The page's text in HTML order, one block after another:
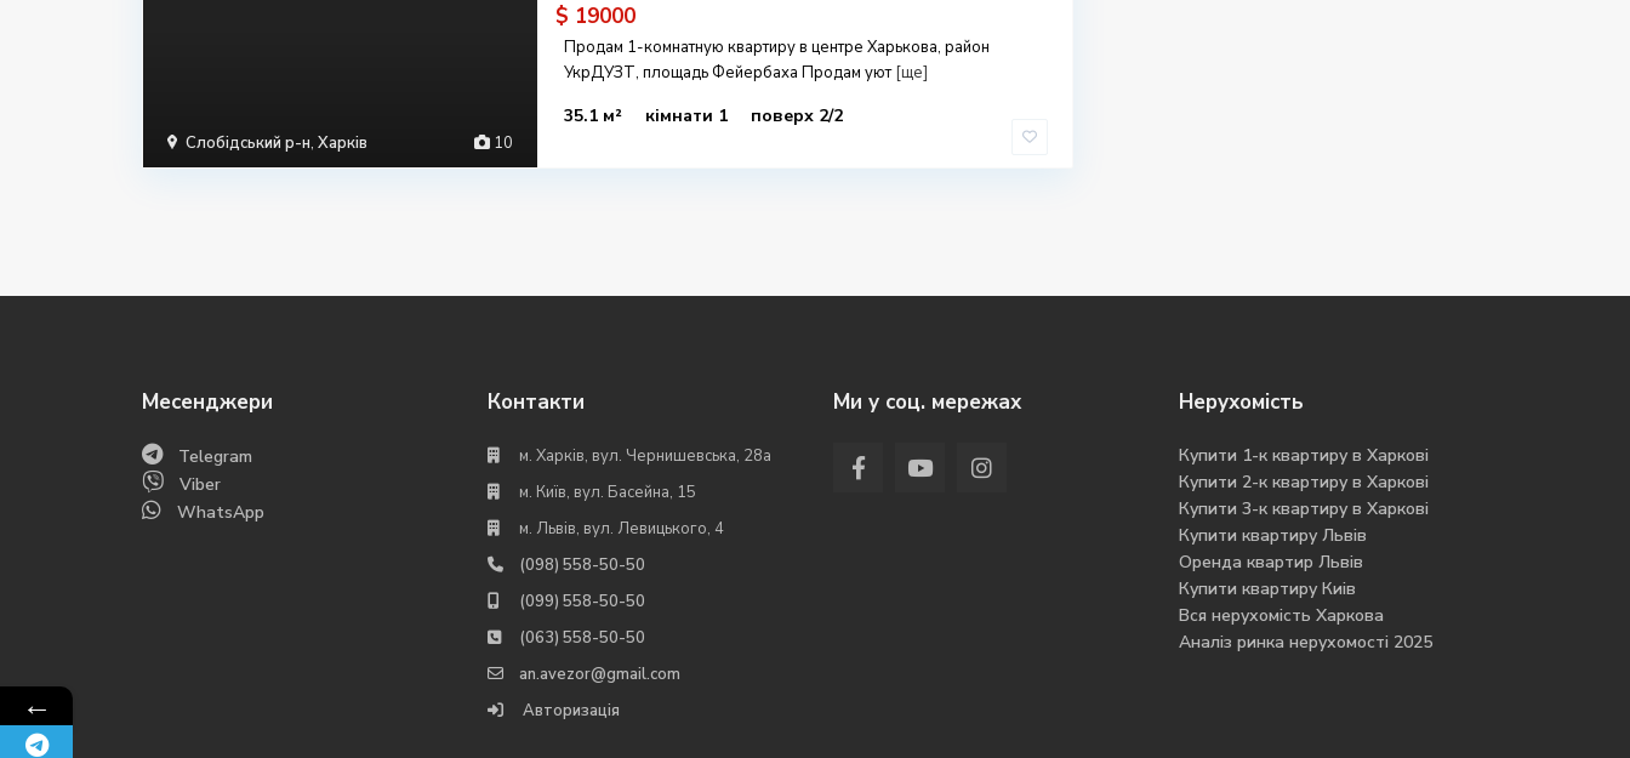
10
Слобідський р-н, Харків
$ 19000
Продам 1-комнатную квартиру в центре Харькова, район
УкрДУЗТ, площадь Фейербаха Продам уют[ще]
35.1 м² кімнати 1 поверх 2/2
Месенджери
Telegram
Viber
WhatsApp
Контакти
м. Харків, вул. Чернишевська, 28а
м. Київ, вул. Басейна, 15
м. Львів, вул. Левицького, 4
(098) 558-50-50
(099) 558-50-50
(063) 558-50-50
an.avezor@gmail.com
Авторизація
Ми у соц. мережах Нерухомість
Купити 1-к квартиру в Харкові
Купити 2-к квартиру в Харкові
Купити 3-к квартиру в Харкові
Купити квартиру Львів
Оренда квартир Львів
Купити квартиру Киів
Вся нерухомість Харкова
Аналіз ринка нерухомості 2025
←